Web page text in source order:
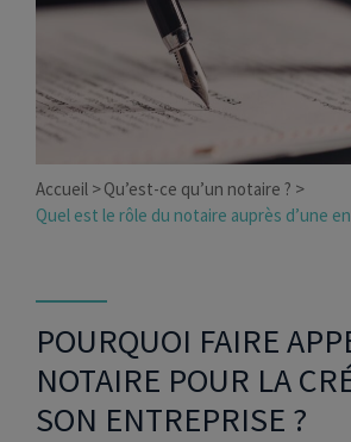
Accueil
Qu’est-ce qu’un notaire ?
Quel est le rôle du notaire auprès d’une
POURQUOI FAIRE
NOTAIRE POUR LA
SON ENTREPRISE ?